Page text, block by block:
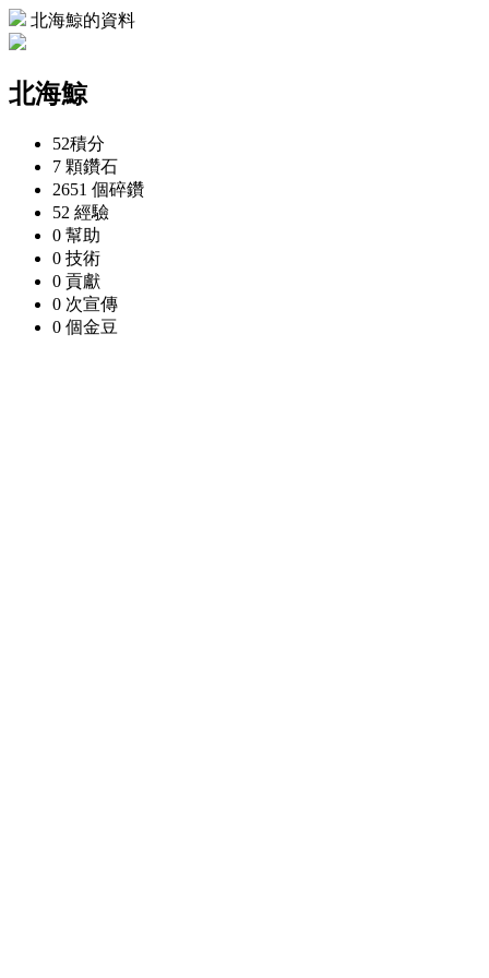
北海鯨的資料
北海鯨
52積分
7 顆鑽石
2651 個碎鑽
52 經驗
0 幫助
0 技術
0 貢獻
0 次宣傳
0 個金豆